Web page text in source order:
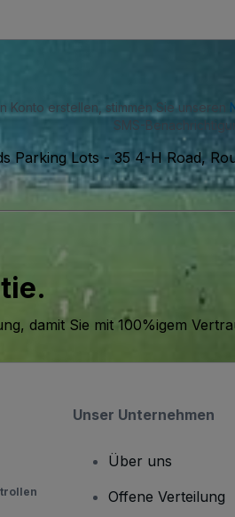
Konto erstellen, stimmen Sie unseren
SMS-
Parking Lots- 35 4-H Road,
damit Sie mit 100%igem
Unser Unternehmen
Über uns
Offene Verteilung